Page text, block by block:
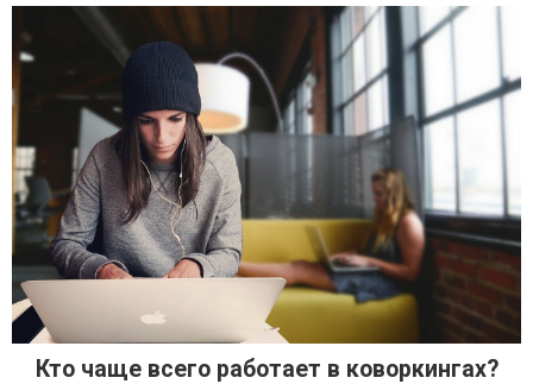
Кто чаще всего работает в коворкингах?